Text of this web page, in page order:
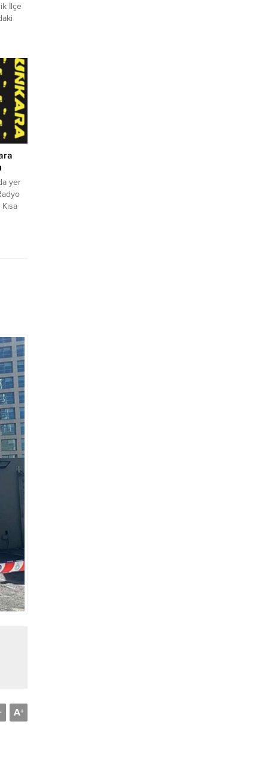
İlçe
ilk
ile
yer
A+
-